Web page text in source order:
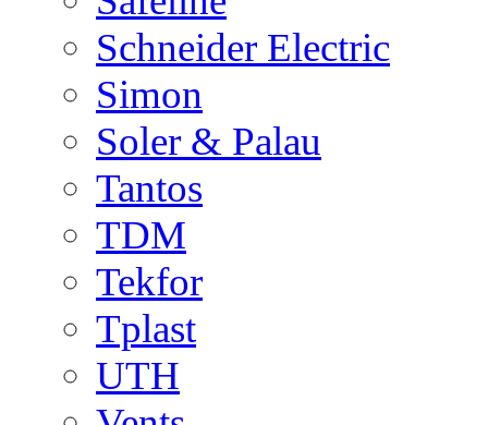
Schneider Electric
Simon
Soler & Palau
Tantos
TDM
Tekfor
Tplast
UTH